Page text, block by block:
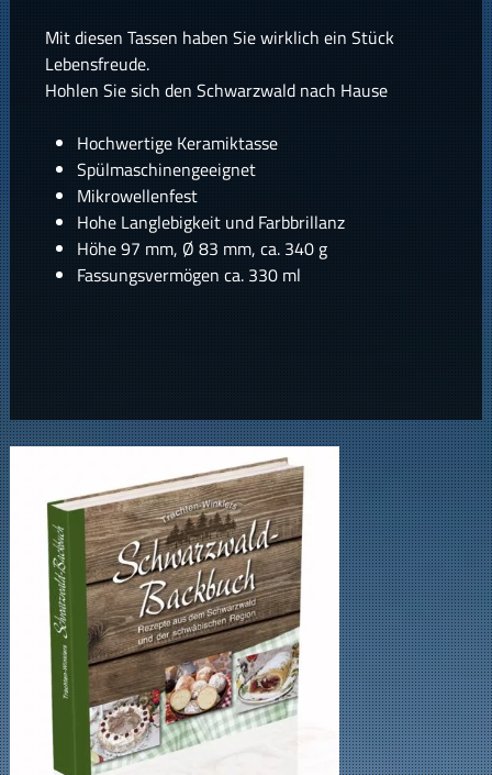
Mit diesen Tassen haben Sie wirklich ein Stück
Lebensfreude.
Hohlen Sie sich den Schwarzwald nach Hause
Hochwertige Keramiktasse
Spülmaschinengeeignet
Mikrowellenfest
Hohe Langlebigkeit und Farbbrillanz
Höhe 97 mm, Ø 83 mm, ca. 340 g
Fassungsvermögen ca. 330 ml